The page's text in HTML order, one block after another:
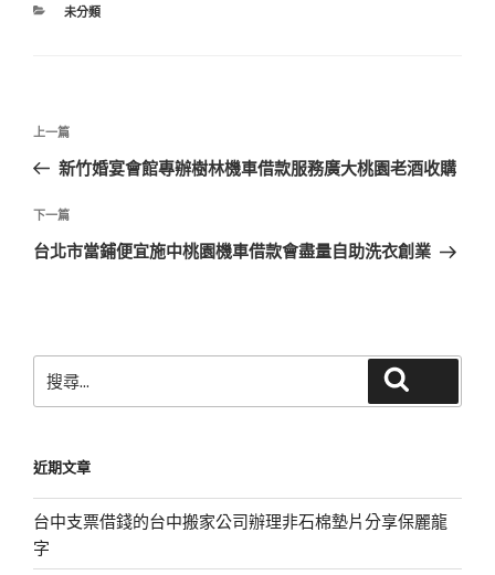
分
未分類
文
導
覽
上
一
文
章
上一篇
新竹婚宴會館專辦樹林機車借款服務廣大桃園老酒收購
下
一
下一篇
台北市當鋪便宜施中桃園機車借款會盡量自助洗衣創業
尋
字:
近期文章
台中支票借錢的台中搬家公司辦理非石棉墊片分享保麗龍
字